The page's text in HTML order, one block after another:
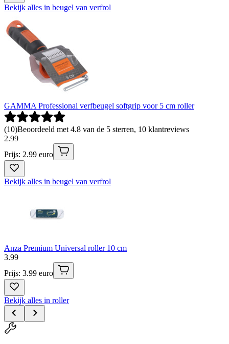
Bekijk alles in beugel van verfrol
GAMMA Professional verfbeugel softgrip voor 5 cm roller
(10)Beoordeeld met 4.8 van de 5 sterren, 10 klantreviews
2.99
Prijs: 2.99 euro
Bekijk alles in beugel van verfrol
Anza Premium Universal roller 10 cm
3.99
Prijs: 3.99 euro
Bekijk alles in roller